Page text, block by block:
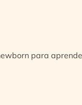
para